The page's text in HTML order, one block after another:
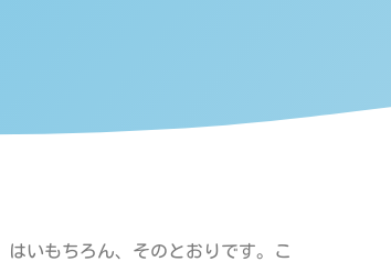
いもちろん、そのとおりです。こ